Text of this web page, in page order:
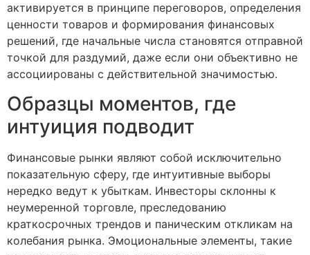
активируется в принципе переговоров, определения
ценности товаров и формирования финансовых
решений, где начальные числа становятся отправной
точкой для раздумий, даже если они объективно не
ассоциированы с действительной значимостью.
Образцы моментов, где
интуиция подводит
Финансовые рынки являют собой исключительно
показательную сферу, где интуитивные выборы
нередко ведут к убыткам. Инвесторы склонны к
неумеренной торговле, преследованию
краткосрочных трендов и паническим откликам на
колебания рынка. Эмоциональные элементы, такие